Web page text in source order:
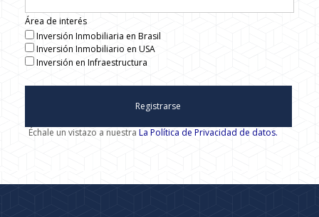
Área de interés
Inversión Inmobiliaria en Brasil
Inversión Inmobiliario en USA
Inversión en Infraestructura
Registrarse
Échale un vistazo a nuestra La Política de Privacidad de datos.